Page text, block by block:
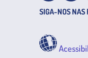
SIGA-NOS NAS